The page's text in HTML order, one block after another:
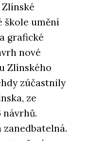
škole umění
grafické
nové
Zlínského
zúčastnily
ze
návrhů.